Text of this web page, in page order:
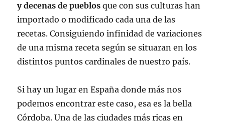
y decenas de pueblos que con sus culturas han
importado o modificado cada una de las
recetas. Consiguiendo infinidad de variaciones
de una misma receta según se situaran en los
distintos puntos cardinales de nuestro país.
Si hay un lugar en España donde más nos
podemos encontrar este caso, esa es la bella
Córdoba. Una de las ciudades más ricas en